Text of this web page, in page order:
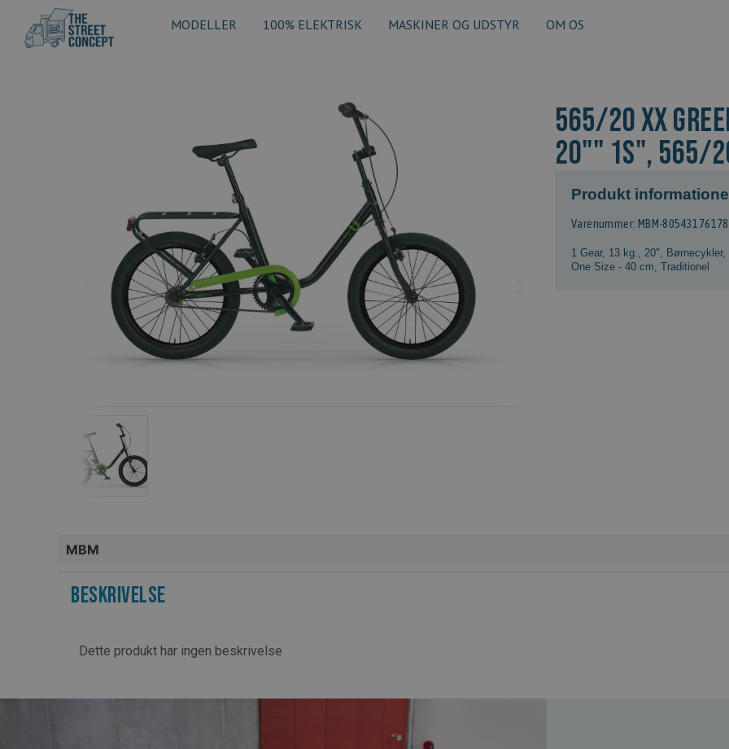
MODELLER 100% ELEKTRISK MASKINER OG UDSTYR OM OS
565/20 XX
20"" 1S", 565/
Produkt
Varenummer: MBM-
1 Gear, 13 kg. 20" Børnecykler,
One Size - 40 cm Traditionel
MBM
Beskrivelse
Dette produkt har ingen beskrivelse